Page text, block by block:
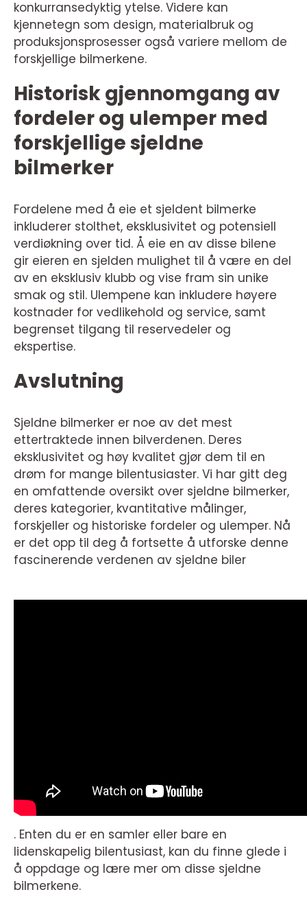
konkurransedyktig ytelse. Videre kan
kjennetegn som design, materialbruk og
produksjonsprosesser også variere mellom de
forskjellige bilmerkene.
Historisk gjennomgang av
fordeler og ulemper med
forskjellige sjeldne
bilmerker
Fordelene med å eie et sjeldent bilmerke
inkluderer stolthet, eksklusivitet og potensiell
verdiøkning over tid. Å eie en av disse bilene
gir eieren en sjelden mulighet til å være en del
av en eksklusiv klubb og vise fram sin unike
smak og stil. Ulempene kan inkludere høyere
kostnader for vedlikehold og service, samt
begrenset tilgang til reservedeler og
ekspertise.
Avslutning
Sjeldne bilmerker er noe av det mest
ettertraktede innen bilverdenen. Deres
eksklusivitet og høy kvalitet gjør dem til en
drøm for mange bilentusiaster. Vi har gitt deg
en omfattende oversikt over sjeldne bilmerker,
deres kategorier, kvantitative målinger,
forskjeller og historiske fordeler og ulemper. Nå
er det opp til deg å fortsette å utforske denne
fascinerende verdenen av sjeldne biler
. Enten du er en samler eller bare en
lidenskapelig bilentusiast, kan du finne glede i
å oppdage og lære mer om disse sjeldne
bilmerkene.